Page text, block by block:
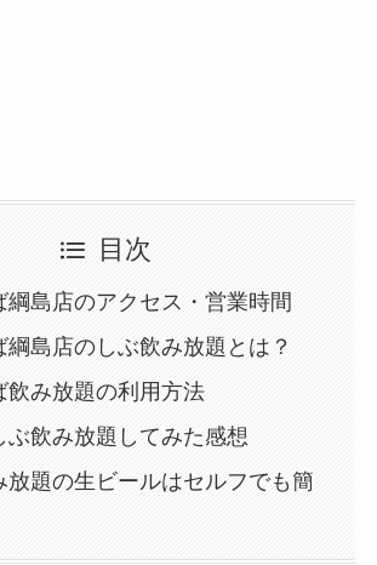
目次
綱島店のアクセス・営業時間
綱島店のしぶ飲み放題とは？
飲み放題の利用方法
ぶ飲み放題してみた感想
放題の生ビールはセルフでも簡